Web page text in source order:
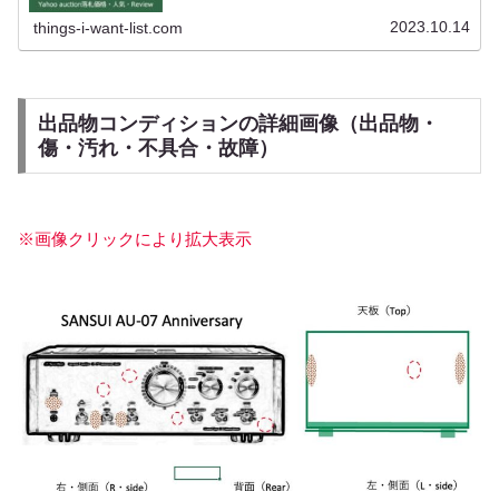
ちのちの修理・メンテナンスを考慮すること。つまり相場に対し
のものといわれています。サンスイのハイエンドプリメインにつ
プ。AU-07 Anniversary、もっといえば最後期のサンスイには独
特の世界があり、ファンを魅了しています。触れればふれるほど
その高音質の追求が感じられ、手放せなくなる。 どこの世界にた
かがインシュレーターに施す金メッキの厚みをヒアリングで決め
るオーディオメーカーがありましょうか。
things-i-want-list.com 2023.10.14
出品物コンディションの詳細画像（出品物・
傷・汚れ・不具合・故障）
※画像クリックにより拡大表示